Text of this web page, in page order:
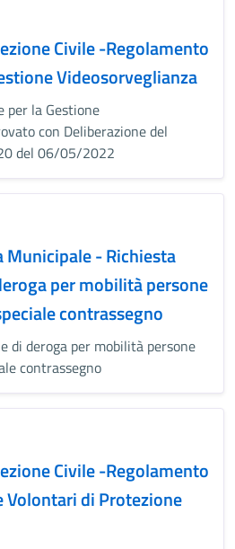
Civile -Regolamento
Videosorveglianza
per la Gestione
con Deliberazione del
del 06/05/2022
- Richiesta
per mobilità persone
contrassegno
di deroga per mobilità persone
contrassegno
Civile -Regolamento
Volontari di Protezione